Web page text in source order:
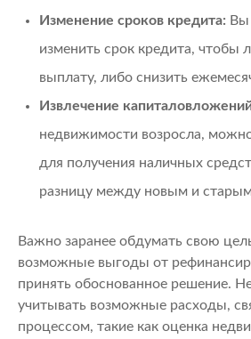
Изменение сроков кредита: Вы
изменить срок кредита, чтобы
выплату, либо снизить
Извлечение
недвижимости возросла,
для получения наличных
разницу между новым и
Важно заранее обдумать свою
возможные выгоды от
принять обоснованное решение.
учитывать возможные расходы,
процессом, такие как оценка